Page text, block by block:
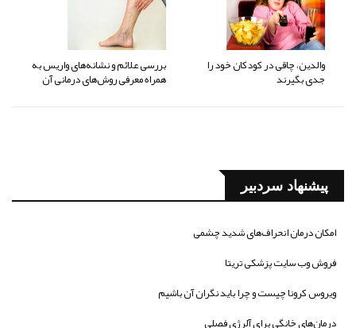
والدین، چاقی در کودکان خود را
جدی بگیرند
بررسی علائم و نشانه‌های واریس به
همراه معرفی روش‌های درمانی آن
پیشنهاد سردبیر
امکان درمان انحراف‌های شدید چشمی
فروش وب سایت پزشکی تریتا
ویروس کرونا چیست و چرا باید نگران آن باشیم
درمان‌های خانگی برای آلرژی فصلی